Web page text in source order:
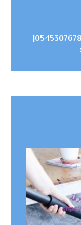
شركة تنظيف سجاد في العين |0545307678|